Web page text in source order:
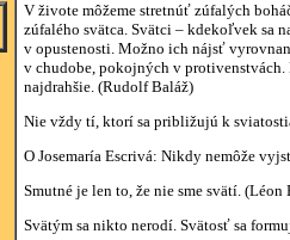
V živote môžeme stretnúť zúfalých
zúfalého svätca. Svätci – kdekoľvek sa
v opustenosti. Možno ich nájsť
v chudobe, pokojných v
najdrahšie. (Rudolf Baláž)
Nie vždy tí, ktorí sa približujú k
O Josemaría Escrivá: Nikdy nemôže
Smutné je len to, že nie sme svätí. (Léon
Svätým sa nikto nerodí. Svätosť sa